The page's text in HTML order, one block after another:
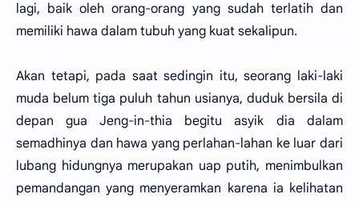
lagi, baik oleh orang-orang yang sudah terlatih dan
memiliki hawa dalam tubuh yang kuat sekalipun.
Akan tetapi, pada saat sedingin itu, seorang laki-laki
muda belum tiga puluh tahun usianya, duduk bersila di
depan gua Jeng-in-thia begitu asyik dia dalam
semadhinya dan hawa yang perlahan-lahan ke luar dari
lubang hidungnya merupakan uap putih, menimbulkan
pemandangan yang menyeramkan karena ia kelihatan